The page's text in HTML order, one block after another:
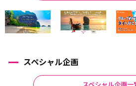
スペシャル企画